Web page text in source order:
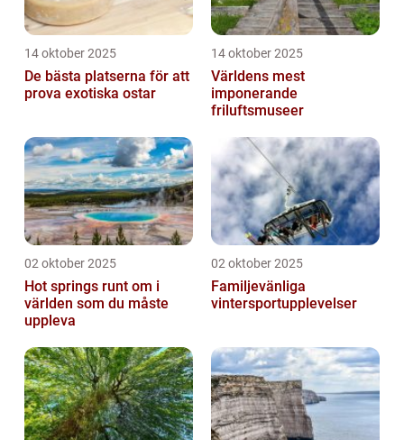
14 oktober 2025
De bästa platserna för att
prova exotiska ostar
14 oktober 2025
Världens mest
imponerande
friluftsmuseer
02 oktober 2025
Hot springs runt om i
världen som du måste
uppleva
02 oktober 2025
Familjevänliga
vintersportupplevelser